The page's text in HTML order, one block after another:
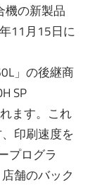
機の新製品
11月15日に
」の後継商
SP
ます。これ
印刷速度を
プログラ
舗のバック